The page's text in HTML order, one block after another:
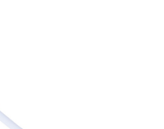
ォン等を充電でき